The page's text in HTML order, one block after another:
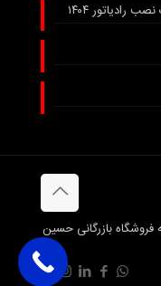
رادیاتور ۱۴۰۴
بازرگانی حسین